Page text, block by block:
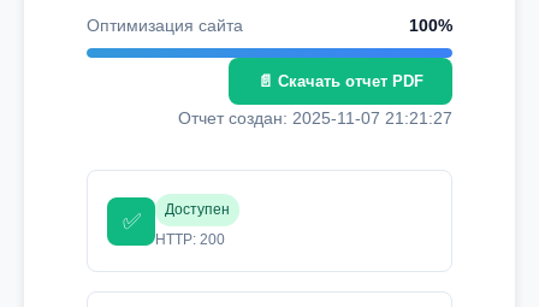
Оптимизация сайта 100%
📄 Скачать отчет PDF
Отчет создан: 2025-11-07 21:21:27
✅
Доступен
HTTP: 200